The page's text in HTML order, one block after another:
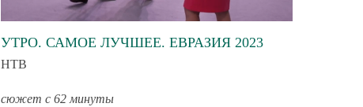
УТРО. САМОЕ ЛУЧШЕЕ. ЕВРАЗИЯ 2023
НТВ
сюжет с 62 минуты